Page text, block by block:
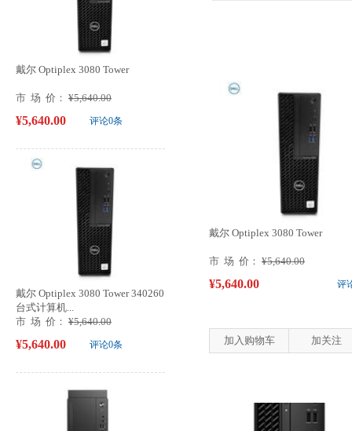
戴尔 Optiplex 3080 Tower
市 场 价： ¥5,640.00
评论0条
¥5,640.00
戴尔 Optiplex 3080 Tower 340260
台式计算机...
市 场 价： ¥5,640.00
评论0条
¥5,640.00
戴尔 Optiplex 3080 Tower
市 场 价： ¥5,640.00
评
¥5,640.00
加入购物车 加关注